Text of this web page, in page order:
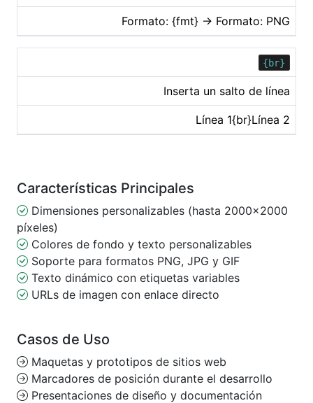
Formato: {fmt} → Formato: PNG
{br}
Inserta un salto de línea
Línea 1{br}Línea 2
Características Principales
Dimensiones personalizables (hasta 2000×2000
píxeles)
Colores de fondo y texto personalizables
Soporte para formatos PNG, JPG y GIF
Texto dinámico con etiquetas variables
URLs de imagen con enlace directo
Casos de Uso
Maquetas y prototipos de sitios web
Marcadores de posición durante el desarrollo
Presentaciones de diseño y documentación